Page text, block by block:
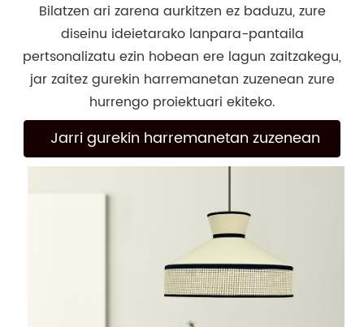
Bilatzen ari zarena aurkitzen ez baduzu, zure
diseinu ideietarako lanpara-pantaila
pertsonalizatu ezin hobean ere lagun zaitzakegu,
jar zaitez gurekin harremanetan zuzenean zure
hurrengo proiektuari ekiteko.
Jarri gurekin harremanetan zuzenean